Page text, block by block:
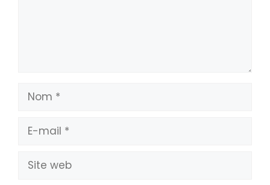
Nom
mail
Site
web